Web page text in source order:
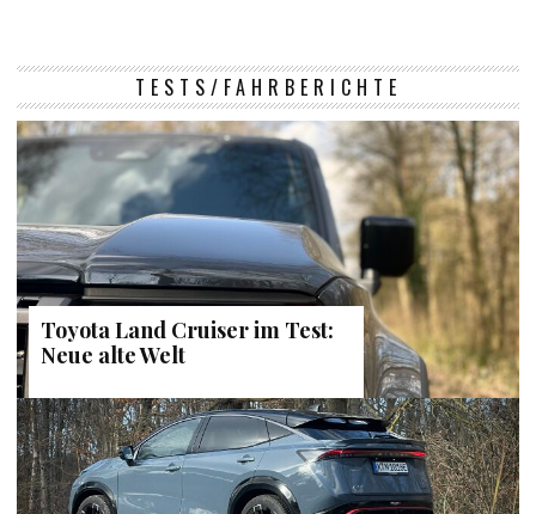
TESTS/FAHRBERICHTE
Toyota Land Cruiser im Test:
Neue alte Welt